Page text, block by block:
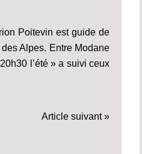
Poitevin est guide de
Alpes. Entre Modane
l’été » a suivi ceux
Article suivant »